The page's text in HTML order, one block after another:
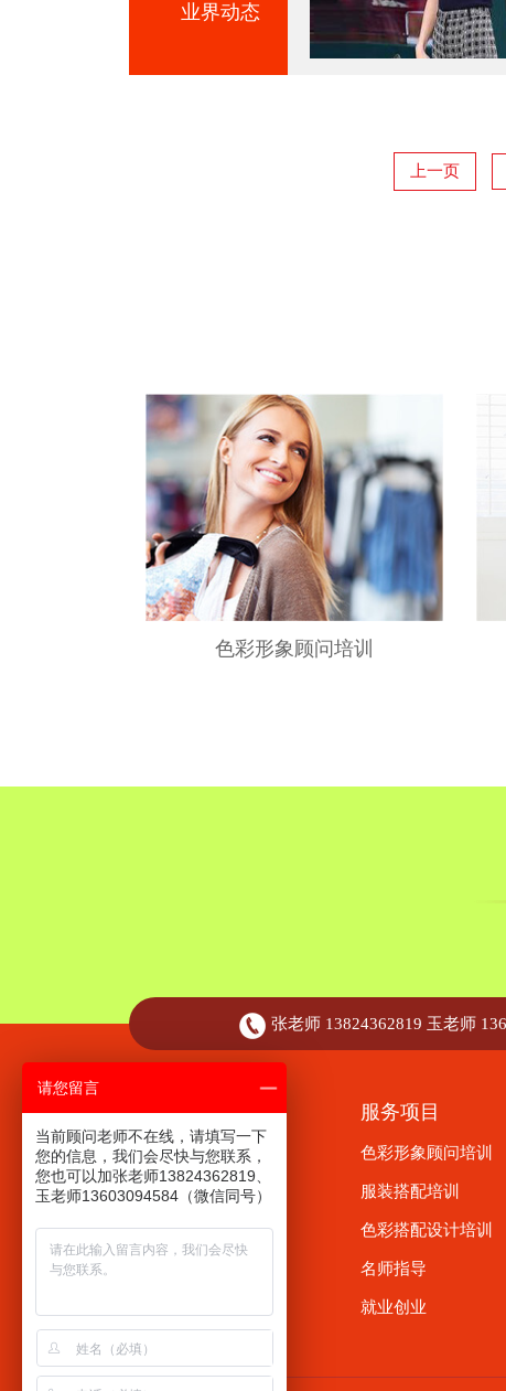
业界动态
上一页
色彩形象顾问培训
张老师 13824362819 玉老师
走进祺馨
关于祺馨
创始人介绍
行业前景
服务项目
色彩形象顾问培训
服装搭配培训
色彩搭配设计培训
名师指导
就业创业
请您留言
当前顾问老师不在线，请填写一下
您的信息，我们会尽快与您联系，
您也可以加张老师13824362819、
玉老师13603094584（微信同号）